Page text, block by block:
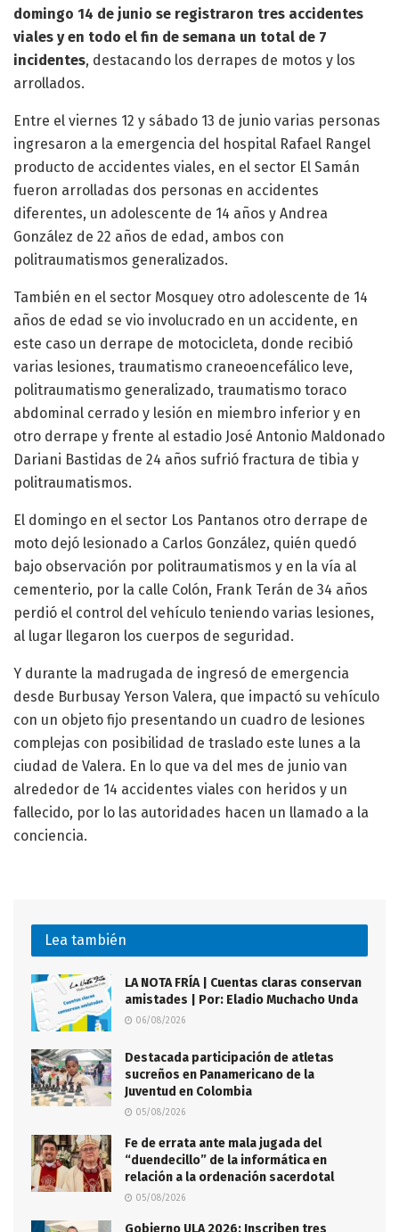
domingo 14 de junio se registraron tres accidentes
viales y en todo el fin de semana un total de 7
incidentes, destacando los derrapes de motos y los
arrollados.
Entre el viernes 12 y sábado 13 de junio varias personas
ingresaron a la emergencia del hospital Rafael Rangel
producto de accidentes viales, en el sector El Samán
fueron arrolladas dos personas en accidentes
diferentes, un adolescente de 14 años y Andrea
González de 22 años de edad, ambos con
politraumatismos generalizados.
También en el sector Mosquey otro adolescente de 14
años de edad se vio involucrado en un accidente, en
este caso un derrape de motocicleta, donde recibió
varias lesiones, traumatismo craneoencefálico leve,
politraumatismo generalizado, traumatismo toraco
abdominal cerrado y lesión en miembro inferior y en
otro derrape y frente al estadio José Antonio Maldonado
Dariani Bastidas de 24 años sufrió fractura de tibia y
politraumatismos.
El domingo en el sector Los Pantanos otro derrape de
moto dejó lesionado a Carlos González, quién quedó
bajo observación por politraumatismos y en la vía al
cementerio, por la calle Colón, Frank Terán de 34 años
perdió el control del vehículo teniendo varias lesiones,
al lugar llegaron los cuerpos de seguridad.
Y durante la madrugada de ingresó de emergencia
desde Burbusay Yerson Valera, que impactó su vehículo
con un objeto fijo presentando un cuadro de lesiones
complejas con posibilidad de traslado este lunes a la
ciudad de Valera. En lo que va del mes de junio van
alrededor de 14 accidentes viales con heridos y un
fallecido, por lo las autoridades hacen un llamado a la
conciencia.
Lea también
LA NOTA FRÍA | Cuentas claras conservan
amistades | Por: Eladio Muchacho Unda
06/08/2026
Destacada participación de atletas
sucreños en Panamericano de la
Juventud en Colombia
05/08/2026
Fe de errata ante mala jugada del
“duendecillo” de la informática en
relación a la ordenación sacerdotal
05/08/2026
Gobierno ULA 2026: Inscriben tres